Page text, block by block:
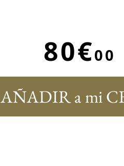
80€00
AÑADIR a mi